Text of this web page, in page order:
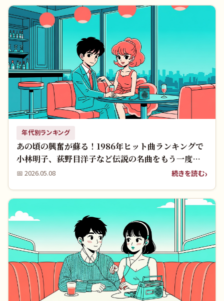
年代別ランキング
あの頃の興奮が蘇る！1986年ヒット曲ランキングで
小林明子、荻野目洋子など伝説の名曲をもう一度聴
きませんか？
📅 2026.05.08 続きを読む